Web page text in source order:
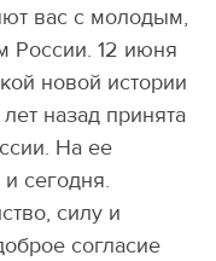
вас с молодым,
России. 12 июня
новой истории
назад принята
На ее
сегодня.
силу и
согласие